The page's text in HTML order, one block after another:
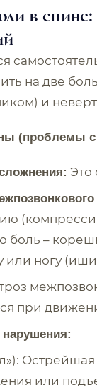
в
на две
и
(проблемы
Это
боль –
или ногу
при
или